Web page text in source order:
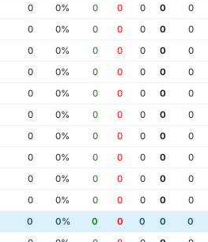
0 0% 0 0 0 0
0
0 0% 0 0 0 0
0
0 0% 0 0 0 0
0
0 0% 0 0 0 0
0
0 0% 0 0 0 0
0
0 0% 0 0 0 0
0
0 0% 0 0 0 0
0
0 0% 0 0 0 0
0
0 0% 0 0 0 0
0
0 0% 0 0 0 0
0
0 0% 0 0 0 0
0